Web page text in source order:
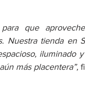
que
Nuestra tienda en
iluminado
más placentera”,